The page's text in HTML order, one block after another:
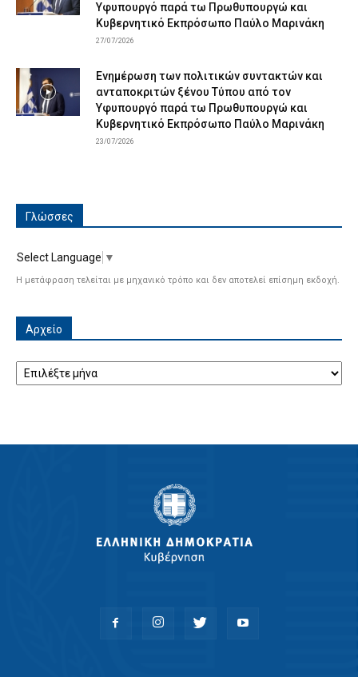
Υφυπουργό παρά τω Πρωθυπουργώ και
Κυβερνητικό Εκπρόσωπο Παύλο Μαρινάκη
27/07/2026
Ενημέρωση των πολιτικών συντακτών και
ανταποκριτών ξένου Τύπου από τον
Υφυπουργό παρά τω Πρωθυπουργώ και
Κυβερνητικό Εκπρόσωπο Παύλο Μαρινάκη
23/07/2026
Γλώσσες
Select Language ▼
Η μετάφραση τελείται με μηχανικό τρόπο και δεν αποτελεί επίσημη εκδοχή.
Αρχείο